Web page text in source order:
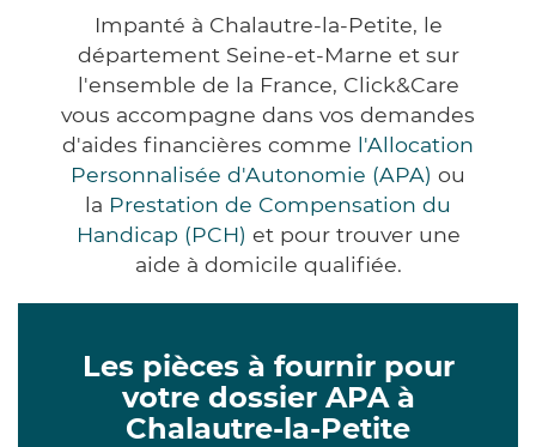
Impanté à Chalautre-la-Petite, le
département Seine-et-Marne et sur
l'ensemble de la France, Click&Care
vous accompagne dans vos demandes
d'aides financières comme l'Allocation
Personnalisée d'Autonomie (APA) ou
la Prestation de Compensation du
Handicap (PCH) et pour trouver une
aide à domicile qualifiée.
Les pièces à fournir pour
votre dossier APA à
Chalautre-la-Petite